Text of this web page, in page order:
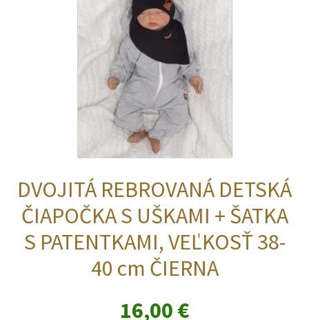
DVOJITÁ REBROVANÁ DETSKÁ
ČIAPOČKA S UŠKAMI + ŠATKA
S PATENTKAMI, VEĽKOSŤ 38-
40 cm ČIERNA
16,00 €